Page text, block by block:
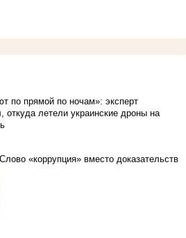
по прямой по ночам»: эксперт
откуда летели украинские дроны на
Слово «коррупция» вместо доказательств